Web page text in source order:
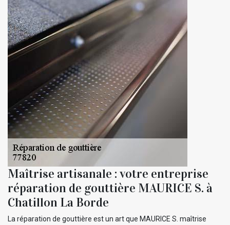
Maîtrise artisanale : votre entreprise
réparation de gouttière MAURICE S. à
Chatillon La Borde
La réparation de gouttière est un art que MAURICE S. maîtrise